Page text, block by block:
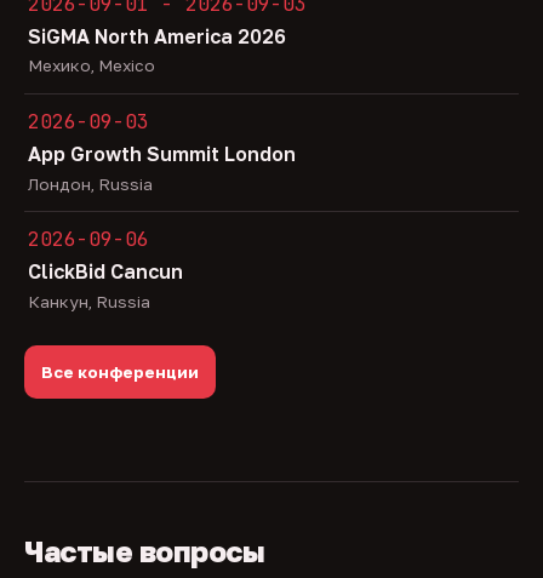
SiGMA North America 2026
Мехико, Mexico
2026-09-03
App Growth Summit London
Лондон, Russia
2026-09-06
ClickBid Cancun
Канкун, Russia
Все конференции
Частые вопросы